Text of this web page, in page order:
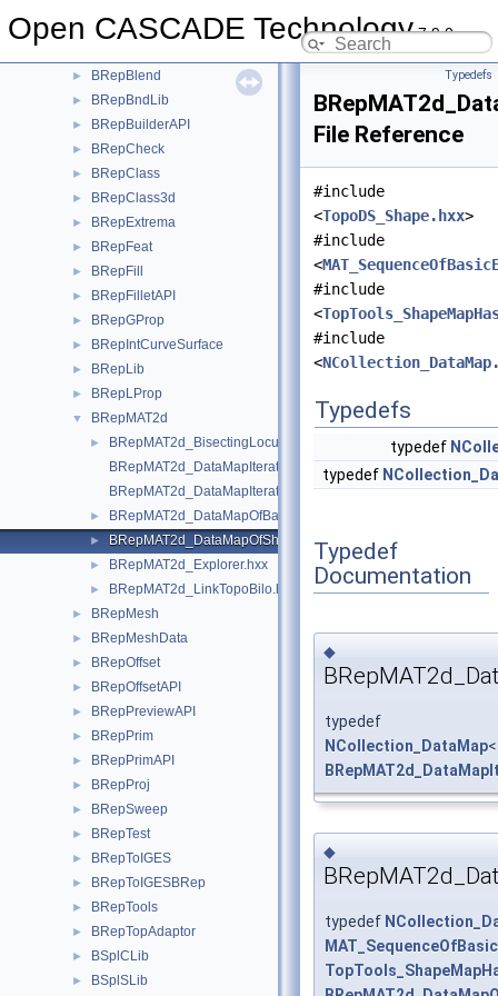
Open CASCADE Technology7.9.0
► BRepAlgoAPI
► BRepBlend
► BRepBndLib
► BRepBuilderAPI
► BRepCheck
► BRepClass
► BRepClass3d
► BRepExtrema
► BRepFeat
► BRepFill
► BRepFilletAPI
► BRepGProp
► BRepIntCurveSurface
► BRepLib
► BRepLProp
▼ BRepMAT2d
►
BRepMAT2d_BisectingLocus.hxx
BRepMAT2d_DataMapIteratorOfDataMapOfBasicEltShape.hxx
► BRepMAT2d_DataMapOfBasicEltShape.hxx
► BRepMAT2d_DataMapOfShapeSequenceOfBasicElt.hxx
► BRepMAT2d_Explorer.hxx
► BRepMAT2d_LinkTopoBilo.hxx
► BRepMesh
► BRepMeshData
► BRepOffset
► BRepOffsetAPI
► BRepPreviewAPI
► BRepPrim
► BRepPrimAPI
► BRepProj
► BRepSweep
► BRepTest
► BRepToIGES
► BRepToIGESBRep
► BRepTools
► BRepTopAdaptor
► BSplCLib
► BSplSLib
Typedefs
File Reference
#include
<TopoDS_Shape.hxx>
#include
<
#include
<
#include
<
Typedefs
typedef
typedef
Typedef
Documentation
◆
typedef
NCollection_DataMap<
◆
typedef